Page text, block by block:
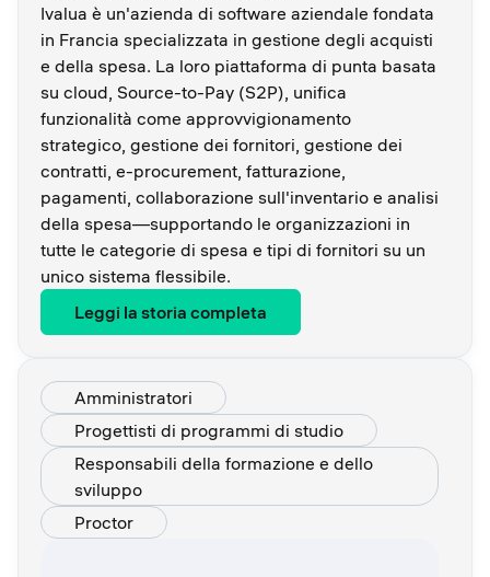
Ivalua è un'azienda di software aziendale fondata
in Francia specializzata in gestione degli acquisti
e della spesa. La loro piattaforma di punta basata
su cloud, Source-to-Pay (S2P), unifica
funzionalità come approvvigionamento
strategico, gestione dei fornitori, gestione dei
contratti, e-procurement, fatturazione,
pagamenti, collaborazione sull'inventario e analisi
della spesa—supportando le organizzazioni in
tutte le categorie di spesa e tipi di fornitori su un
unico sistema flessibile.
Leggi la storia completa
Amministratori
Progettisti di programmi di studio
Responsabili della formazione e dello
sviluppo
Proctor